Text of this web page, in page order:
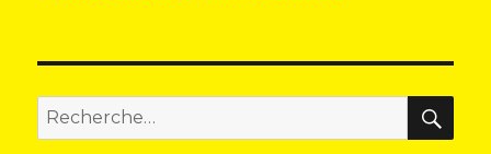
pour
: